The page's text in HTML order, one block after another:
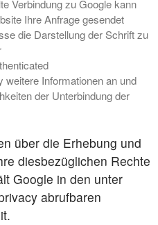
Verbindung zu Google kann
Ihre Anfrage gesendet
die Darstellung der Schrift zu
Informationen an und
der Unterbindung der
über die Erhebung und
diesbezüglichen Rechte
Google in den unter
abrufbaren